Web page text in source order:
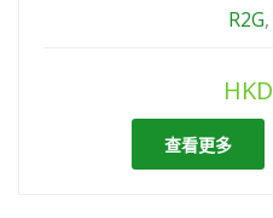
R2G,
HKD
查看更多